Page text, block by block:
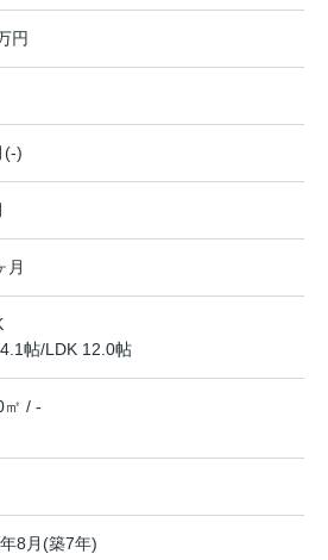
円
(-)
月
帖/LDK 12.0帖
㎡ / -
8月(築7年)